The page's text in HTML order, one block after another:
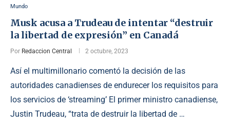
Mundo
Musk acusa a Trudeau de intentar “destruir
la libertad de expresión” en Canadá
Por Redaccion Central 2 octubre, 2023
Así el multimillonario comentó la decisión de las
autoridades canadienses de endurecer los requisitos para
los servicios de ‘streaming’ El primer ministro canadiense,
Justin Trudeau, “trata de destruir la libertad de …